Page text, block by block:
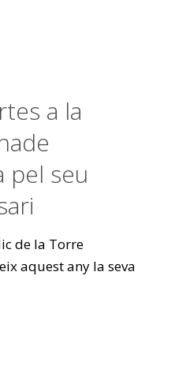
a la
pel seu
de la Torre
aquest any la seva